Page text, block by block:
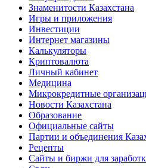
Знаменитости Казахстана
Игры и приложения
Инвестиции
Интернет магазины
Калькуляторы
Криптовалюта
Личный кабинет
Медицина
Микрокредитные
Новости Казахстана
Образование
Официальные сайты
Партии и объединения
Рецепты
Сайты и биржи для